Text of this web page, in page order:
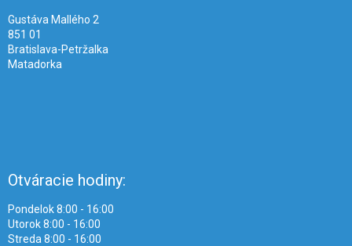
Gustáva Mallého 2
851 01
Bratislava-Petržalka
Matadorka
Otváracie hodiny:
Pondelok 8:00 - 16:00
Utorok 8:00 - 16:00
Streda 8:00 - 16:00